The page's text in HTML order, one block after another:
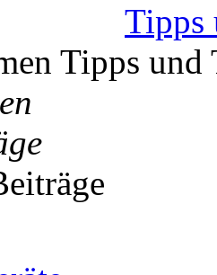
Tipps
Tipps